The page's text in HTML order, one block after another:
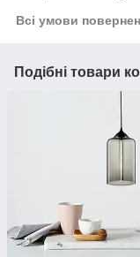
Всі умови
Подібні товари